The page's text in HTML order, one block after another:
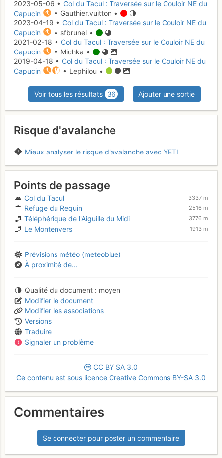
2023-05-06 • Col du Tacul : Traversée sur le Couloir NE du
Capucin
• Gauthier.vuitton •
2023-04-19 • Col du Tacul : Traversée sur le Couloir NE du
Capucin
• sfbrunel •
2021-02-18 • Col du Tacul : Traversée sur le Couloir NE du
Capucin
• Michka •
2019-04-18 • Col du Tacul : Traversée sur le Couloir NE du
Capucin
• Lephilou •
Voir tous les résultats 36 Ajouter une sortie
Risque d'avalanche
Mieux analyser le risque d'avalanche avec YETI
Points de passage
Col du Tacul 3337 m
Refuge du Requin 2516 m
Téléphérique de l'Aiguille du Midi 3776 m
Le Montenvers 1913 m
Prévisions météo (meteoblue)
À proximité de...
Qualité du document
moyen
Modifier le document
Modifier les associations
Versions
Traduire
Signaler un problème
CC BY SA 3.0
Ce contenu est sous licence Creative Commons BY-SA 3.0
Commentaires
Se connecter pour poster un commentaire